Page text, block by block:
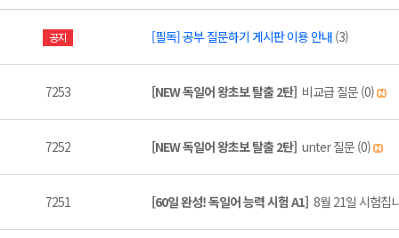
공지 [필독] 공부 질문하기 게시판 이용 안내 (3)
7253 [NEW 독일어 왕초보 탈출 2탄] 비교급 질문 (0)
7252 [NEW 독일어 왕초보 탈출 2탄] unter 질문 (0)
7251 [60일 완성! 독일어 능력 시험 A1] 8월 21일 시험칩